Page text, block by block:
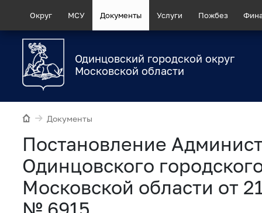
Округ МСУ Документы Услуги Пожбез
Одинцовский городской округ
Московской области
Документы
Постановление
Одинцовского
Московской области от